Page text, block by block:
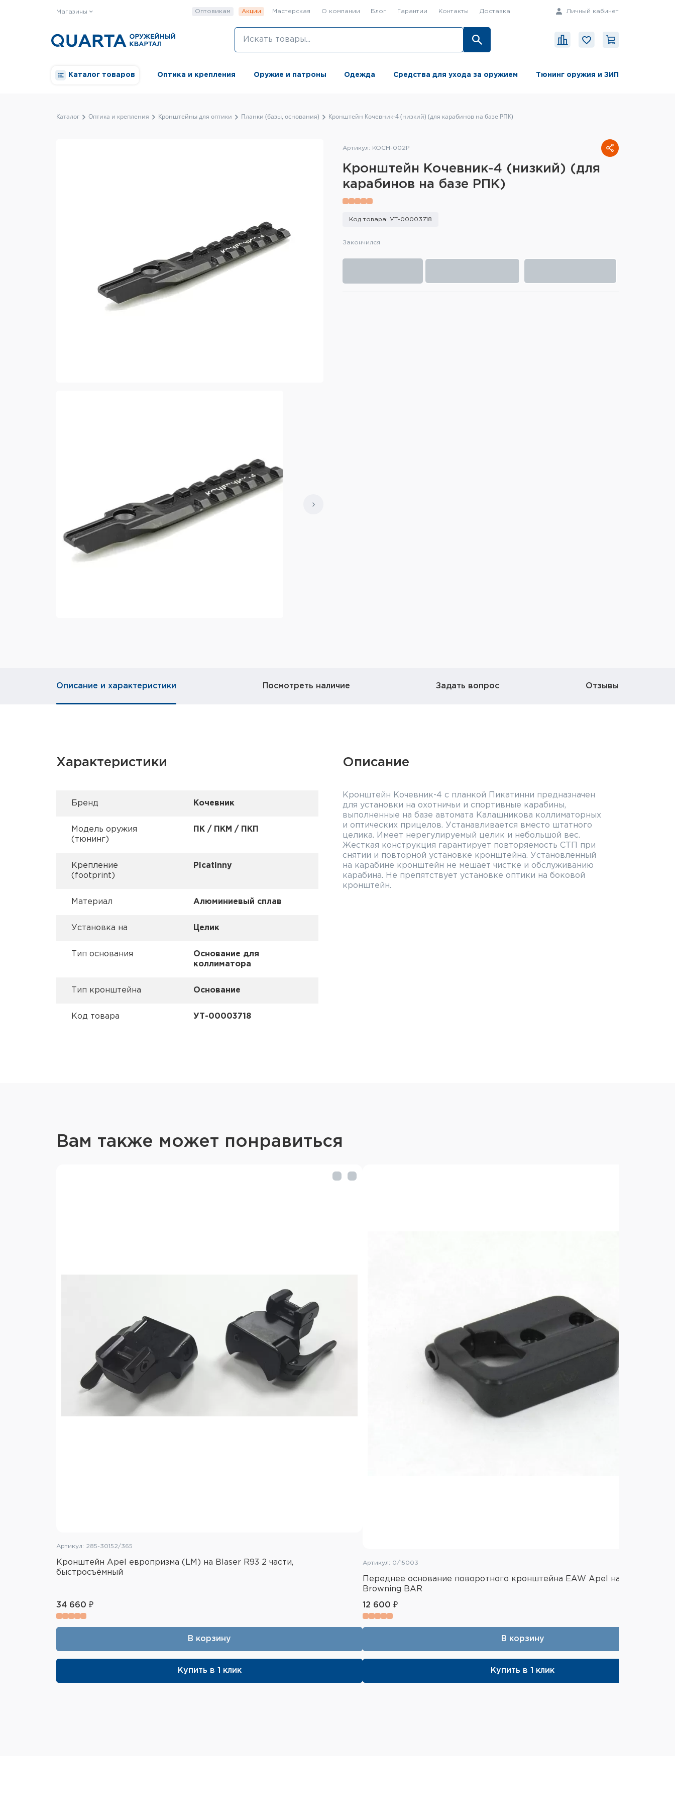
Магазины Оптовикам Акции Мастерская О компании Блог Гарантии Контакты Доставка Личный кабинет
Каталог товаров Оптика и крепления Оружие и патроны Одежда Средства для ухода за оружием Тюнинг оружия и ЗИП
Каталог Оптика и крепления Кронштейны для оптики Планки (базы, основания) Кронштейн Кочевник-4 (низкий) (для карабинов на базе РПК)
Артикул: KOCH-002P
Кронштейн Кочевник-4 (низкий) (для
карабинов на базе РПК)
Код товара: УТ-00003718
Закончился
Описание и характеристики Посмотреть наличие Задать вопрос Отзывы
Характеристики
Брeнд Кочевник
Модель оружия
(тюнинг)
ПК / ПКМ / ПКП
Крепление
(footprint)
Picatinny
Материал Алюминиевый сплав
Установка на Целик
Тип основания
Основание для
коллиматора
Тип кронштейна Основание
Код товара УТ-00003718
Описание
Кронштейн Кочевник-4 с планкой Пикатинни предназначен
для установки на охотничьи и спортивные карабины,
выполненные на базе автомата Калашникова коллиматорных
и оптических прицелов. Устанавливается вместо штатного
целика. Имеет нерегулируемый целик и небольшой вес.
Жесткая конструкция гарантирует повторяемость СТП при
снятии и повторной установке кронштейна. Установленный
на карабине кронштейн не мешает чистке и обслуживанию
карабина. Не препятствует установке оптики на боковой
кронштейн.
Вам также может понравиться
Артикул: 285-30152/365
Кронштейн Apel европризма (LM) на Blaser R93 2 части,
быстросъёмный
34 660 ₽
В корзину
Купить в 1 клик
Артикул: 0/15003
Переднее основание поворотного кронштейна EAW Apel на
Browning BAR
12 600 ₽
В корзину
Купить в 1 клик